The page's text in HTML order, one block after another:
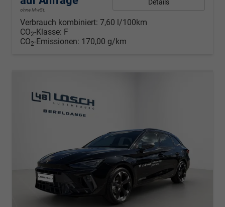
ohne MwSt.
Details
Verbrauch kombiniert: 7,60 l/100km
CO2-Klasse: F
CO2-Emissionen: 170,00 g/km